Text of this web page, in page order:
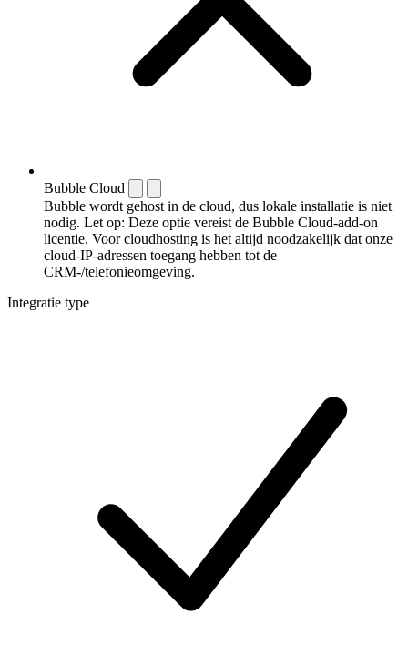
Bubble Cloud
Bubble wordt gehost in de cloud, dus lokale installatie is niet
nodig. Let op: Deze optie vereist de Bubble Cloud-add-on
licentie. Voor cloudhosting is het altijd noodzakelijk dat onze
cloud-IP-adressen toegang hebben tot de
CRM-/telefonieomgeving.
Integratie type